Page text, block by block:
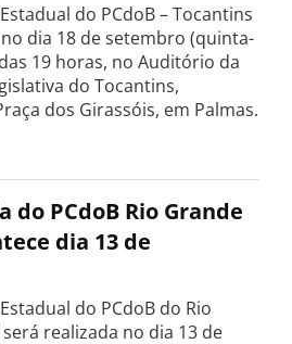
do PCdoB – Tocantins
dia 18 de setembro (quinta-
19 horas, no Auditório da
do Tocantins,
dos Girassóis, em Palmas.
do PCdoB Rio Grande
dia 13 de
do PCdoB do Rio
realizada no dia 13 de